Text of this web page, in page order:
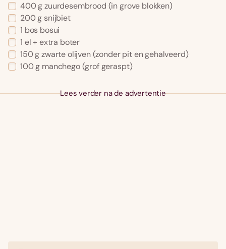
400 g zuurdesembrood (in grove blokken)
200 g snijbiet
1 bos bosui
1 el + extra boter
150 g zwarte olijven (zonder pit en gehalveerd)
100 g manchego (grof geraspt)
Lees verder na de advertentie